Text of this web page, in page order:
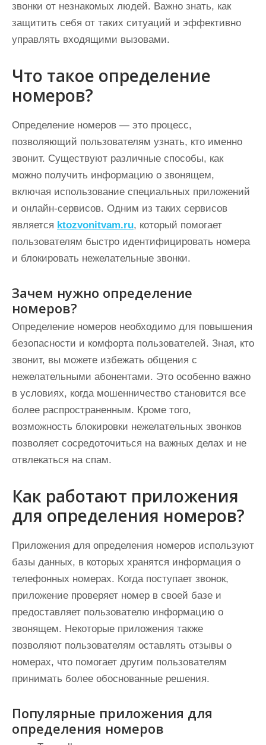
звонки от незнакомых людей. Важно знать, как
защитить себя от таких ситуаций и эффективно
управлять входящими вызовами.
Что такое определение
номеров?
Определение номеров — это процесс,
позволяющий пользователям узнать, кто именно
звонит. Существуют различные способы, как
можно получить информацию о звонящем,
включая использование специальных приложений
и онлайн-сервисов. Одним из таких сервисов
является ktozvonitvam.ru, который помогает
пользователям быстро идентифицировать номера
и блокировать нежелательные звонки.
Зачем нужно определение
номеров?
Определение номеров необходимо для повышения
безопасности и комфорта пользователей. Зная, кто
звонит, вы можете избежать общения с
нежелательными абонентами. Это особенно важно
в условиях, когда мошенничество становится все
более распространенным. Кроме того,
возможность блокировки нежелательных звонков
позволяет сосредоточиться на важных делах и не
отвлекаться на спам.
Как работают приложения
для определения номеров?
Приложения для определения номеров используют
базы данных, в которых хранятся информация о
телефонных номерах. Когда поступает звонок,
приложение проверяет номер в своей базе и
предоставляет пользователю информацию о
звонящем. Некоторые приложения также
позволяют пользователям оставлять отзывы о
номерах, что помогает другим пользователям
принимать более обоснованные решения.
Популярные приложения для
определения номеров